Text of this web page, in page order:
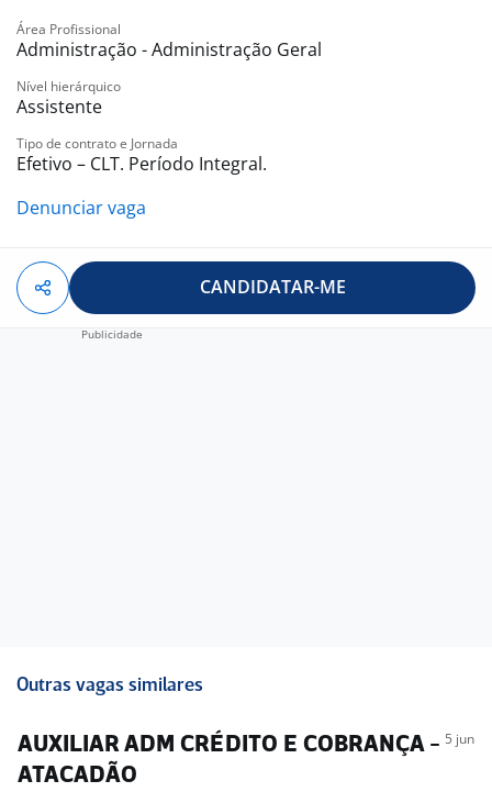
-. TOTAL PASS
-. VALE TRANSPORTE
-. CONVÊNIO MÉDICO
Área Profissional
Administração - Administração Geral
Nível hierárquico
Assistente
Tipo de contrato e Jornada
Efetivo – CLT. Período Integral.
Denunciar vaga
CANDIDATAR-ME
Outras vagas similares
AUXILIAR ADM CRÉDITO E COBRANÇA -
ATACADÃO
5 jun